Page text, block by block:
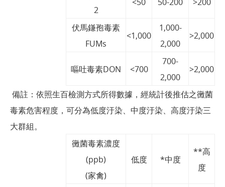
2
伏馬鎌孢毒素
FUMs
<1,000
1,000-
2,000
>2,000
嘔吐毒素DON <700
700-
2,000
>2,000
備註：依照生百檢測方式所得數據，經統計後推估之黴菌
毒素危害程度，可分為低度汙染、中度汙染、高度汙染三
大群組。
黴菌毒素濃度
(ppb)
(家禽)
低度 *中度
**高
度